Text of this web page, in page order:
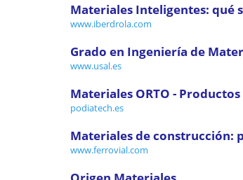
Materiales Inteligentes: qué
www.iberdrola.com
Grado en Ingeniería de
www.usal.es
Materiales ORTO -
podiatech.es
Materiales de construcción:
www.ferrovial.com